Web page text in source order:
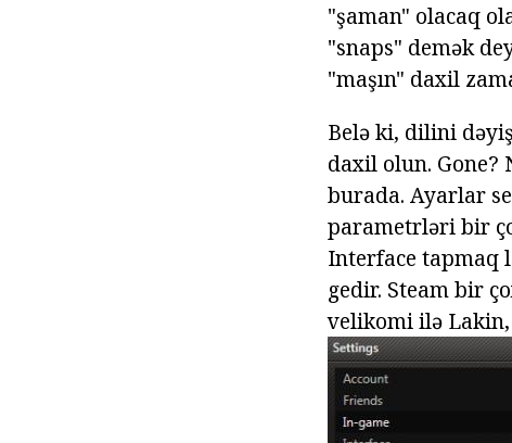
"şaman" olacaq
"snaps" demək
"maşın" daxil
Belə ki, dilini
daxil olun. Gone?
burada. Ayarlar
parametrləri bir
Interface tapmaq
gedir. Steam bir
velikomi ilə